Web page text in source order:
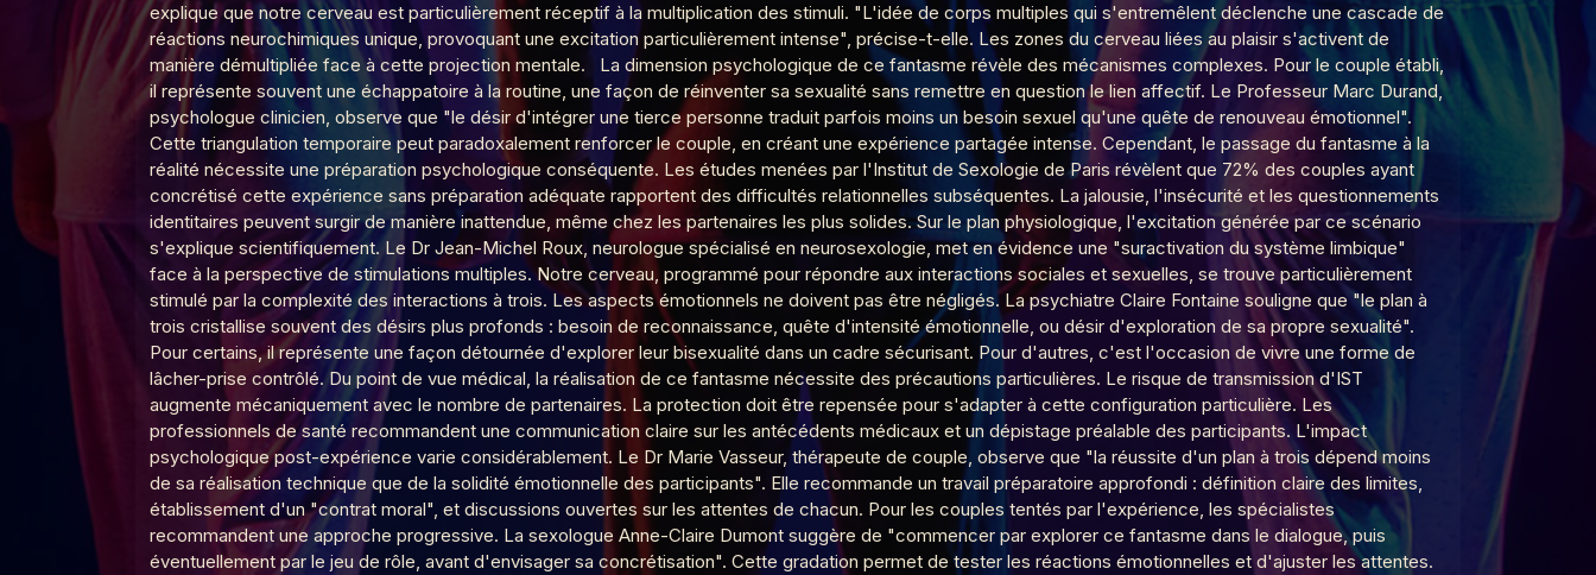
Le Poing G Le point G! 2 Plaisirs multiples
Le Poing G Le Point G! 2 Pendant le sommeil
Le Poing G Le Point G! 2 Domination Soumission
Le Poing G Le Point G! 2 Le fantasme de l'inconnu(e)
Le Poing G Le Point G! 2 L'amour en public
Le Poing G Le point G! 2 Le fantasme de la plage
explique que notre cerveau est particulièrement réceptif à la multiplication des stimuli. "L'idée de corps multiples qui s'entremêlent déclenche une cascade de
réactions neurochimiques unique, provoquant une excitation particulièrement intense", précise-t-elle. Les zones du cerveau liées au plaisir s'activent de
manière démultipliée face à cette projection mentale. La dimension psychologique de ce fantasme révèle des mécanismes complexes. Pour le couple établi,
il représente souvent une échappatoire à la routine, une façon de réinventer sa sexualité sans remettre en question le lien affectif. Le Professeur Marc Durand,
psychologue clinicien, observe que "le désir d'intégrer une tierce personne traduit parfois moins un besoin sexuel qu'une quête de renouveau émotionnel".
Cette triangulation temporaire peut paradoxalement renforcer le couple, en créant une expérience partagée intense. Cependant, le passage du fantasme à la
réalité nécessite une préparation psychologique conséquente. Les études menées par l'Institut de Sexologie de Paris révèlent que 72% des couples ayant
concrétisé cette expérience sans préparation adéquate rapportent des difficultés relationnelles subséquentes. La jalousie, l'insécurité et les questionnements
identitaires peuvent surgir de manière inattendue, même chez les partenaires les plus solides. Sur le plan physiologique, l'excitation générée par ce scénario
s'explique scientifiquement. Le Dr Jean-Michel Roux, neurologue spécialisé en neurosexologie, met en évidence une "suractivation du système limbique"
face à la perspective de stimulations multiples. Notre cerveau, programmé pour répondre aux interactions sociales et sexuelles, se trouve particulièrement
stimulé par la complexité des interactions à trois. Les aspects émotionnels ne doivent pas être négligés. La psychiatre Claire Fontaine souligne que "le plan à
trois cristallise souvent des désirs plus profonds : besoin de reconnaissance, quête d'intensité émotionnelle, ou désir d'exploration de sa propre sexualité".
Pour certains, il représente une façon détournée d'explorer leur bisexualité dans un cadre sécurisant. Pour d'autres, c'est l'occasion de vivre une forme de
lâcher-prise contrôlé. Du point de vue médical, la réalisation de ce fantasme nécessite des précautions particulières. Le risque de transmission d'IST
augmente mécaniquement avec le nombre de partenaires. La protection doit être repensée pour s'adapter à cette configuration particulière. Les
professionnels de santé recommandent une communication claire sur les antécédents médicaux et un dépistage préalable des participants. L'impact
psychologique post-expérience varie considérablement. Le Dr Marie Vasseur, thérapeute de couple, observe que "la réussite d'un plan à trois dépend moins
de sa réalisation technique que de la solidité émotionnelle des participants". Elle recommande un travail préparatoire approfondi : définition claire des limites,
établissement d'un "contrat moral", et discussions ouvertes sur les attentes de chacun. Pour les couples tentés par l'expérience, les spécialistes
recommandent une approche progressive. La sexologue Anne-Claire Dumont suggère de "commencer par explorer ce fantasme dans le dialogue, puis
éventuellement par le jeu de rôle, avant d'envisager sa concrétisation". Cette gradation permet de tester les réactions émotionnelles et d'ajuster les attentes.